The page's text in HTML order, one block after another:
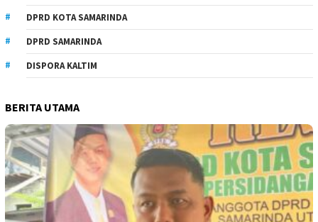
DPRD KOTA SAMARINDA
DPRD SAMARINDA
DISPORA KALTIM
BERITA UTAMA